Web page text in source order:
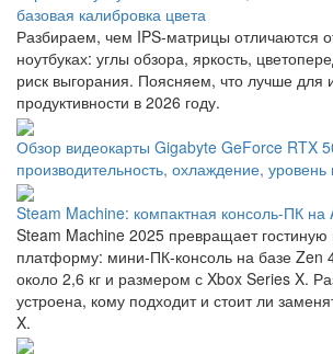
базовая калибровка цвета
Разбираем, чем IPS-матрицы отличаются
ноутбуках: углы обзора, яркость,
риск выгорания. Поясняем, что лучше для
продуктивности в 2026 году.
Обзор видеокарты Gigabyte GeForce RTX
производительность, охлаждение,
Steam Machine: компактная консоль-ПК на
Steam Machine 2025 превращает гостиную
платформу: мини-ПК-консоль на базе Zen
около 2,6 кг и размером с Xbox Series X.
устроена, кому подходит и стоит ли
X.